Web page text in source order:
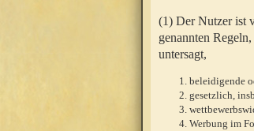
(1) Der Nutzer ist
genannten
untersagt,
beleidigende
gesetzlich,
Werbung im